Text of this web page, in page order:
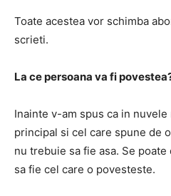
Toate acestea vor schimba
scrieti.
La ce persoana va fi
Inainte v-am spus ca in nuvele
principal si cel care spune de
nu trebuie sa fie asa. Se poate
sa fie cel care o povesteste.